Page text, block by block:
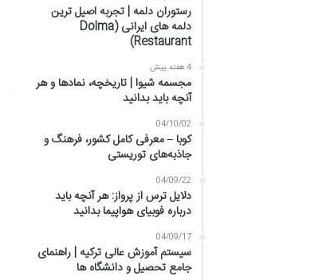
رستوران دلمه | تجربه اصیل ترین
دلمه های ایرانی (Dolma
Restaurant)
4 هفته پیش
مجسمه شیوا | تاریخچه، نمادها و هر
آنچه باید بدانید
04/10/02
کوبا – معرفی کامل کشور، فرهنگ و
جاذبه‌های توریستی
04/09/22
دلایل ترس از پرواز: هر آنچه باید
درباره فوبیای هواپیما بدانید
04/09/17
سیستم آموزش عالی ترکیه | راهنمای
جامع تحصیل و دانشگاه ها